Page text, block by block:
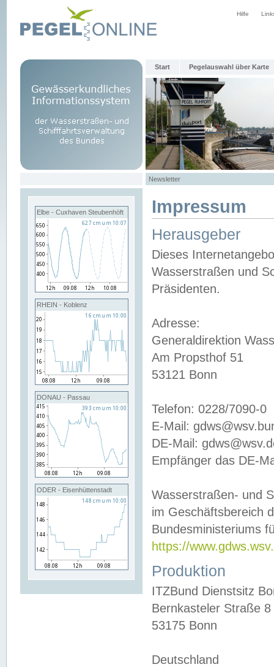
Hilfe
Start Pegelauswahl über Karte
Newsletter
Elbe - Cuxhaven Steubenhöft
RHEIN - Koblenz
DONAU - Passau
ODER - Eisenhüttenstadt
Impressum
Herausgeber
Dieses
Wasserstraßen und
Präsidenten.
Adresse:
Generaldirektion
Am Propsthof 51
53121 Bonn
Telefon: 0228/7090-0
E-Mail:
DE-Mail:
Empfänger das DE-
Wasserstraßen- und
im Geschäftsbereich
Bundesministeriums
https://
Produktion
ITZBund Dienstsitz
Bernkasteler Straße 8
53175 Bonn
Deutschland